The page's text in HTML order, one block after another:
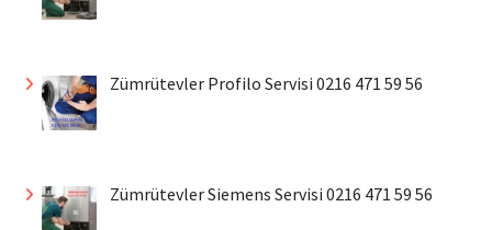
Zümrütevler Profilo Servisi 0216 471 59 56
Zümrütevler Siemens Servisi 0216 471 59 56